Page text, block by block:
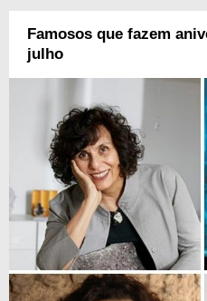
Famosos que fazem
julho